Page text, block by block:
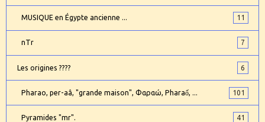
MUSIQUE en Égypte ancienne ... 11
nTr 7
Les origines ???? 6
Pharao, per-aâ, "grande maison", Φαραώ, Pharaố, ... 101
Pyramides "mr". 41